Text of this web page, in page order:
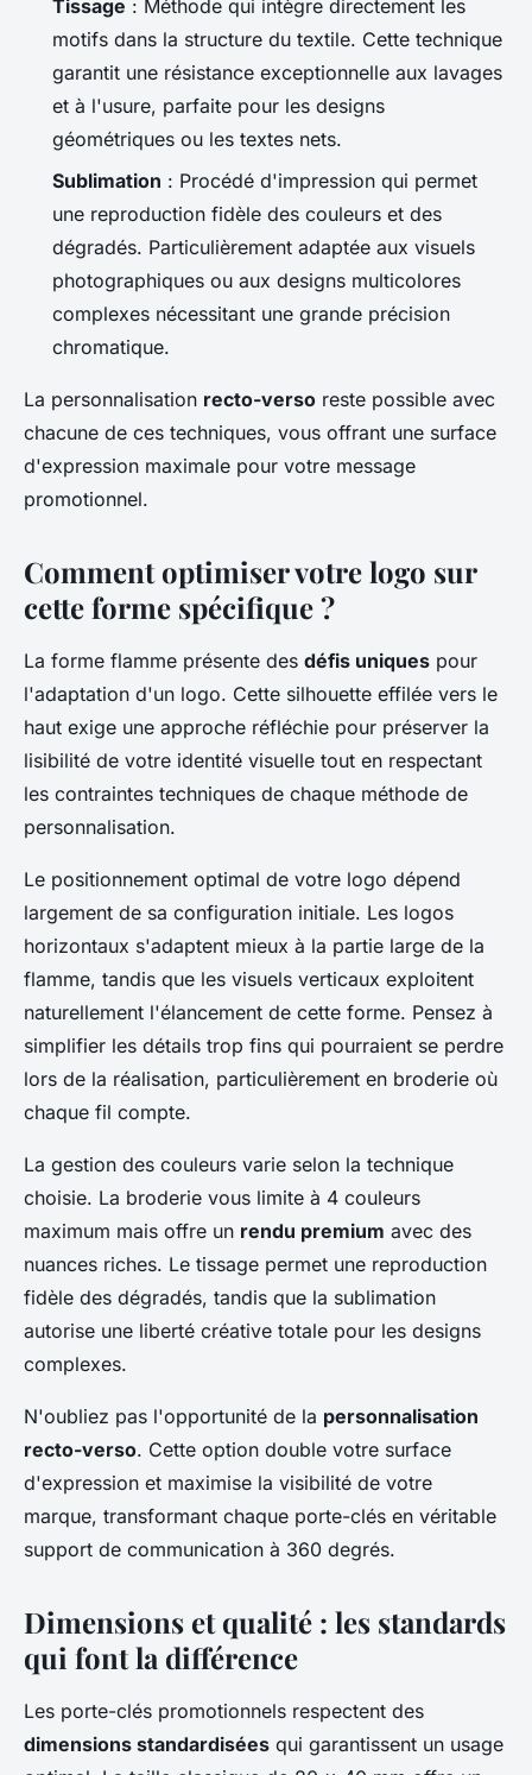
Tissage : Méthode qui intègre directement les
motifs dans la structure du textile. Cette technique
garantit une résistance exceptionnelle aux lavages
et à l'usure, parfaite pour les designs
géométriques ou les textes nets.
Sublimation : Procédé d'impression qui permet
une reproduction fidèle des couleurs et des
dégradés. Particulièrement adaptée aux visuels
photographiques ou aux designs multicolores
complexes nécessitant une grande précision
chromatique.
La personnalisation recto-verso reste possible avec
chacune de ces techniques, vous offrant une surface
d'expression maximale pour votre message
promotionnel.
Comment optimiser votre logo sur
cette forme spécifique ?
La forme flamme présente des défis uniques pour
l'adaptation d'un logo. Cette silhouette effilée vers le
haut exige une approche réfléchie pour préserver la
lisibilité de votre identité visuelle tout en respectant
les contraintes techniques de chaque méthode de
personnalisation.
Le positionnement optimal de votre logo dépend
largement de sa configuration initiale. Les logos
horizontaux s'adaptent mieux à la partie large de la
flamme, tandis que les visuels verticaux exploitent
naturellement l'élancement de cette forme. Pensez à
simplifier les détails trop fins qui pourraient se perdre
lors de la réalisation, particulièrement en broderie où
chaque fil compte.
La gestion des couleurs varie selon la technique
choisie. La broderie vous limite à 4 couleurs
maximum mais offre un rendu premium avec des
nuances riches. Le tissage permet une reproduction
fidèle des dégradés, tandis que la sublimation
autorise une liberté créative totale pour les designs
complexes.
N'oubliez pas l'opportunité de la personnalisation
recto-verso. Cette option double votre surface
d'expression et maximise la visibilité de votre
marque, transformant chaque porte-clés en véritable
support de communication à 360 degrés.
Dimensions et qualité : les standards
qui font la différence
Les porte-clés promotionnels respectent des
dimensions standardisées qui garantissent un usage